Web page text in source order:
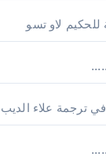
للحكيم لاو تسو
ترجمة علاء الديب